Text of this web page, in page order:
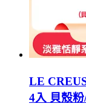
LE
4入 貝殼